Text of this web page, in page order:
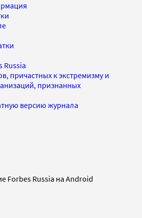
Russia
причастных к экстремизму и
признанных
версию журнала
Forbes Russia на Android